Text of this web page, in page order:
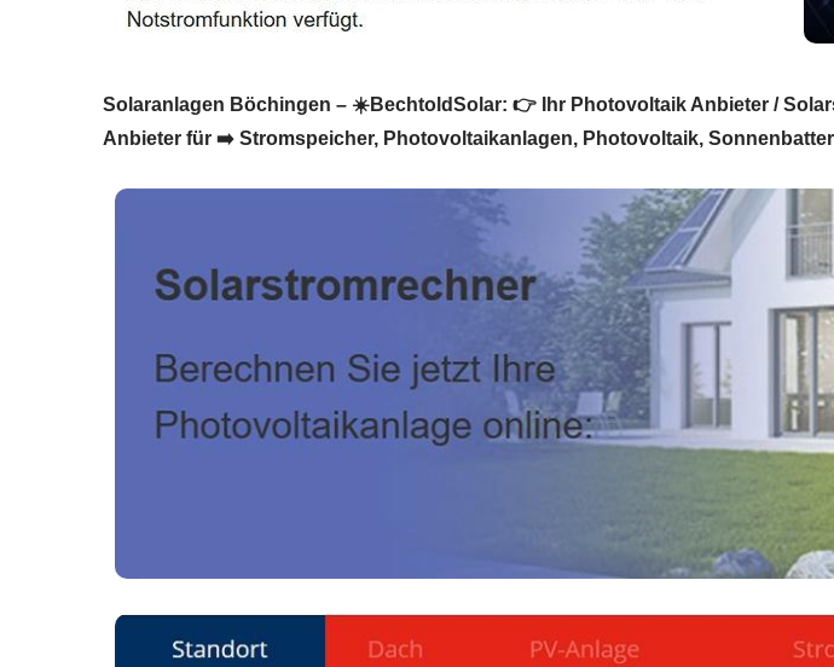
Solaranlagen Böchingen – ☀️BechtoldSolar: 👉 Ihr Photovoltaik Anbieter /
Anbieter für ➡️ Stromspeicher, Photovoltaikanlagen, Photovoltaik,